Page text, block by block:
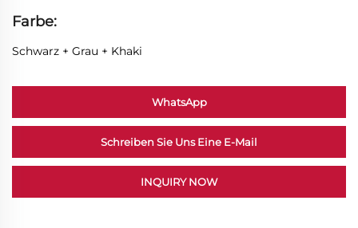
Farbe:
Schwarz + Grau + Khaki
WhatsApp
Schreiben Sie Uns Eine E-Mail
INQUIRY NOW